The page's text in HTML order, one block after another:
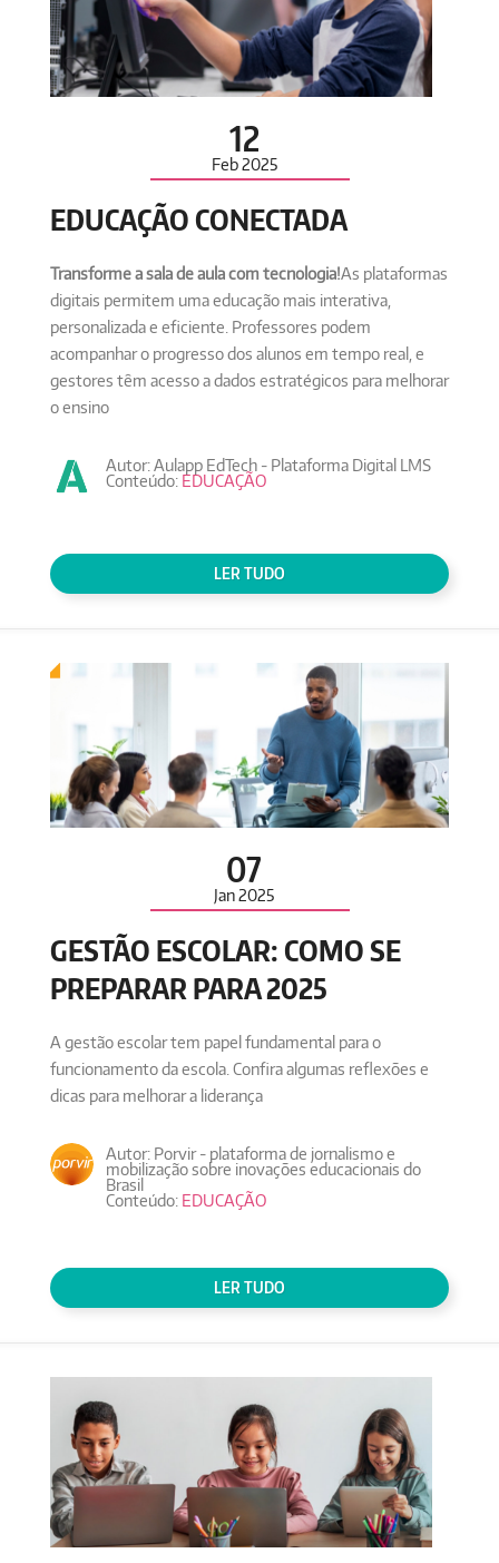
12
Feb2025
EDUCAÇÃO CONECTADA
Transforme a sala de aula com tecnologia!As plataformas
digitais permitem uma educação mais interativa,
personalizada e eficiente. Professores podem
acompanhar o progresso dos alunos em tempo real, e
gestores têm acesso a dados estratégicos para melhorar
o ensino
Autor: Aulapp EdTech - Plataforma Digital LMS
Conteúdo: EDUCAÇÃO
LER TUDO
07
Jan2025
GESTÃO ESCOLAR: COMO SE
PREPARAR PARA 2025
A gestão escolar tem papel fundamental para o
funcionamento da escola. Confira algumas reflexões e
dicas para melhorar a liderança
Autor: Porvir - plataforma de jornalismo e
mobilização sobre inovações educacionais do
Brasil
Conteúdo: EDUCAÇÃO
LER TUDO